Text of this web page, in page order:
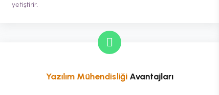
yetiştirir.
Yazılım MühendisliğiAvantajları